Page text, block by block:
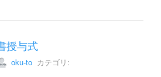
授与式
oku-to カテゴリ: